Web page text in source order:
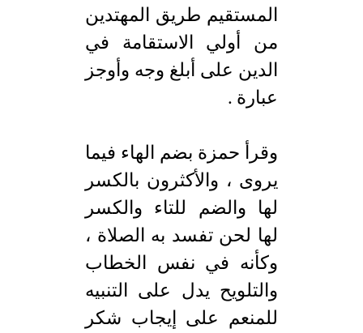
المستقيم طريق المهتدين
من أولي الاستقامة في
الدين على أبلغ وجه وأوجز
عبارة .
وقرأ حمزة بضم الهاء فيما
يروى ، والأكثرون بالكسر
لها والضم للتاء والكسر
لها لحن تفسد به الصلاة ،
وكأنه في نفس الخطاب
والتلويح يدل على التنبيه
للمنعم على إيجاب شكر